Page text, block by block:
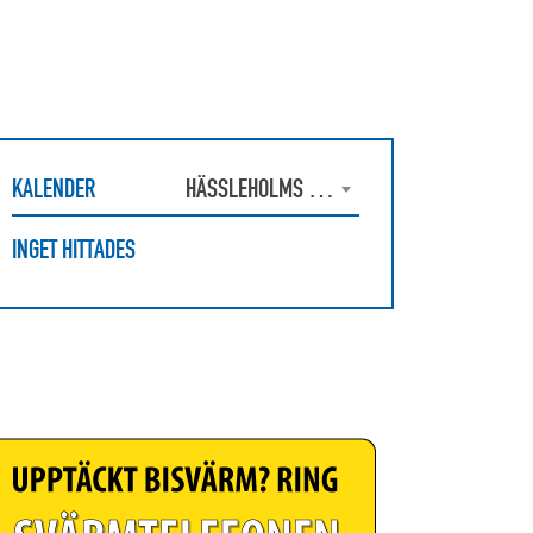
KALENDER
HÄSSLEHOLMS BIODLAREFÖRENING
INGET HITTADES